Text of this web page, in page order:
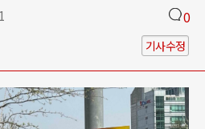
0
기사수정